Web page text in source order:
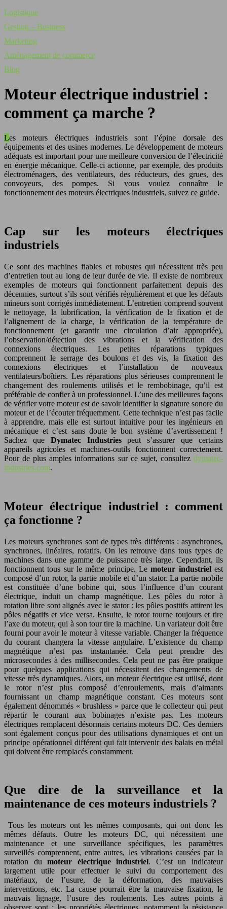
Logistique
Gestion – Business
Marketing
Aménagement de commerce
Blog
Moteur électrique industriel :
comment ça marche ?
Les moteurs électriques industriels sont l’épine dorsale des
équipements et des usines modernes. Le développement de moteurs
adéquats est important pour une meilleure conversion de l’électricité
en énergie mécanique. Celle-ci actionne, par exemple, des produits
électroménagers, des ventilateurs, des réducteurs, des grues, des
convoyeurs, des pompes. Si vous voulez connaître le
fonctionnement des moteurs électriques industriels, suivez ce guide.
Cap sur les moteurs électriques
industriels
Ce sont des machines fiables et robustes qui nécessitent très peu
d’entretien tout au long de leur durée de vie. Il existe de nombreux
exemples de moteurs qui fonctionnent parfaitement depuis des
décennies, surtout s’ils sont vérifiés régulièrement et que les défauts
mineurs sont corrigés immédiatement. L’entretien comprend souvent
le nettoyage, la lubrification, la vérification de la fixation et de
l’alignement de la charge, la vérification de la température de
fonctionnement (et garantir une circulation d’air appropriée),
l’observation/détection des vibrations et la vérification des
connexions électriques. Les petites réparations typiques
comprennent le serrage des boulons et des vis, la fixation des
connexions électriques et l’installation de nouveaux
ventilateurs/boîtiers. Les réparations plus sérieuses comprennent le
changement des roulements utilisés et le rembobinage, qu’il est
préférable de confier à un professionnel. L’une des meilleures façons
de vérifier votre moteur est de savoir identifier la signature sonore du
moteur et de l’écouter fréquemment. Cette technique n’est pas facile
à apprendre, mais elle est surtout intuitive pour les ingénieurs en
mécanique et c’est sans doute le bon système d’avertissement !
Sachez que Dymatec Industriespeut s’assurer que certains
appareils agricoles et machines-outils fonctionnent correctement.
Pour de plus amples informations sur ce sujet, consultez dymatec-
industries.com.
Moteur électrique industriel : comment
ça fonctionne ?
Les moteurs synchrones sont de types très différents : asynchrones,
synchrones, linéaires, rotatifs. On les retrouve dans tous types de
machines dans une gamme de puissance très large. Cependant, ils
fonctionnent tous sur le même principe. Lemoteur industrielest
composé d’un rotor, la partie mobile et d’un stator. La partie mobile
est constituée d’une bobine qui, sous l’influence d’un courant
électrique, induit un champ magnétique. Les pôles du rotor à
rotation libre sont alignés avec le stator : les pôles positifs attirent les
pôles négatifs et vice versa. Ensuite, le rotor tourne toujours et tire
l’axe du moteur, qui à son tour tire la machine. Un variateur doit être
fourni pour avoir le moteur à vitesse variable. Changer la fréquence
du courant changera la vitesse angulaire. L’existence du champ
magnétique n’est pas instantanée. Cela peut prendre des
microsecondes à des millisecondes. Cela peut ne pas être pratique
pour quelques applications qui nécessitent des changements de
vitesse très dynamiques. Alors, un moteur électrique est utilisé, dont
le rotor n’est plus composé d’enroulements, mais d’aimants
fournissant un champ magnétique constant. Ces moteurs sont
également dénommés « brushless » parce que le collecteur qui peut
répartir le courant aux bobinages n’existe pas. Les moteurs
électriques remplacent désormais certains moteurs DC. Ces derniers
sont également conçus pour des utilisations dynamiques et ont un
principe opérationnel différent qui fait intervenir des balais en métal
qui doivent être remplacés constamment.
Que dire de la surveillance et la
maintenance de ces moteurs industriels ?
Tous les moteurs ont les mêmes composants, qui ont donc les
mêmes défauts. Outre les moteurs DC, qui nécessitent une
maintenance et une surveillance spécifiques, les paramètres
surveillés comprennent, entre autres, les vibrations causées par la
rotation dumoteur électrique industriel. C’est un indicateur
largement utile pour effectuer le suivi du comportement des
matériaux, de l’usure, de la déformation, des mauvaises
interventions, etc. La cause pourrait être la mauvaise fixation, le
mauvais lignage, l’usure des roulements. Les autres points à